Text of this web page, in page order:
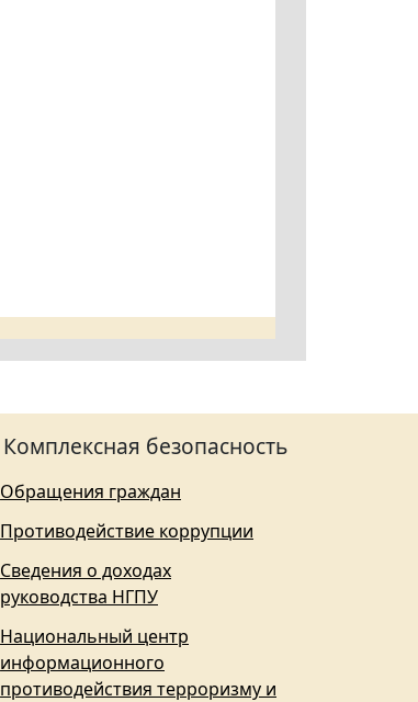
Комплексная безопасность
Обращения граждан
Противодействие коррупции
Сведения о доходах
руководства НГПУ
Национальный центр
информационного
противодействия терроризму и